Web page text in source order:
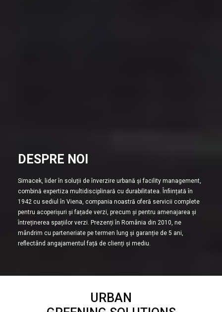
DESPRE NOI
Simacek, lider în soluții de înverzire urbană și facility management,
combină expertiza multidisciplinară cu durabilitatea. Înființată în
1942 cu sediul în Viena, compania noastră oferă servicii complete
pentru acoperișuri și fațade verzi, precum și pentru amenajarea și
întreținerea spațiilor verzi. Prezenți în România din 2010, ne
mândrim cu parteneriate pe termen lung și garanție de 5 ani,
reflectând angajamentul față de clienți și mediu.
URBAN